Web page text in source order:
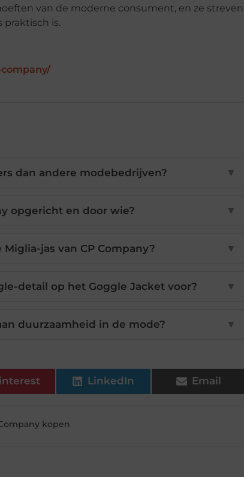
van de moderne consument, en ze streven
praktisch is.
dan andere modebedrijven? ▼
opgericht en door wie? ▼
jas van CP Company? ▼
detail op het Goggle Jacket voor? ▼
duurzaamheid in de mode? ▼
LinkedIn Email
kopen